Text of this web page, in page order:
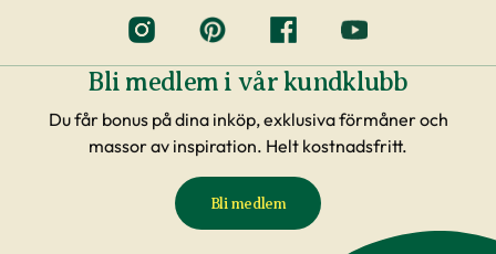
Bli medlem i vår kundklubb
Du får bonus på dina inköp, exklusiva förmåner och
massor av inspiration. Helt kostnadsfritt.
Bli medlem